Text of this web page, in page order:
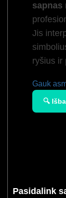
sapnas
Jis
ryšius ir
Gauk
🔍
Pasidalink